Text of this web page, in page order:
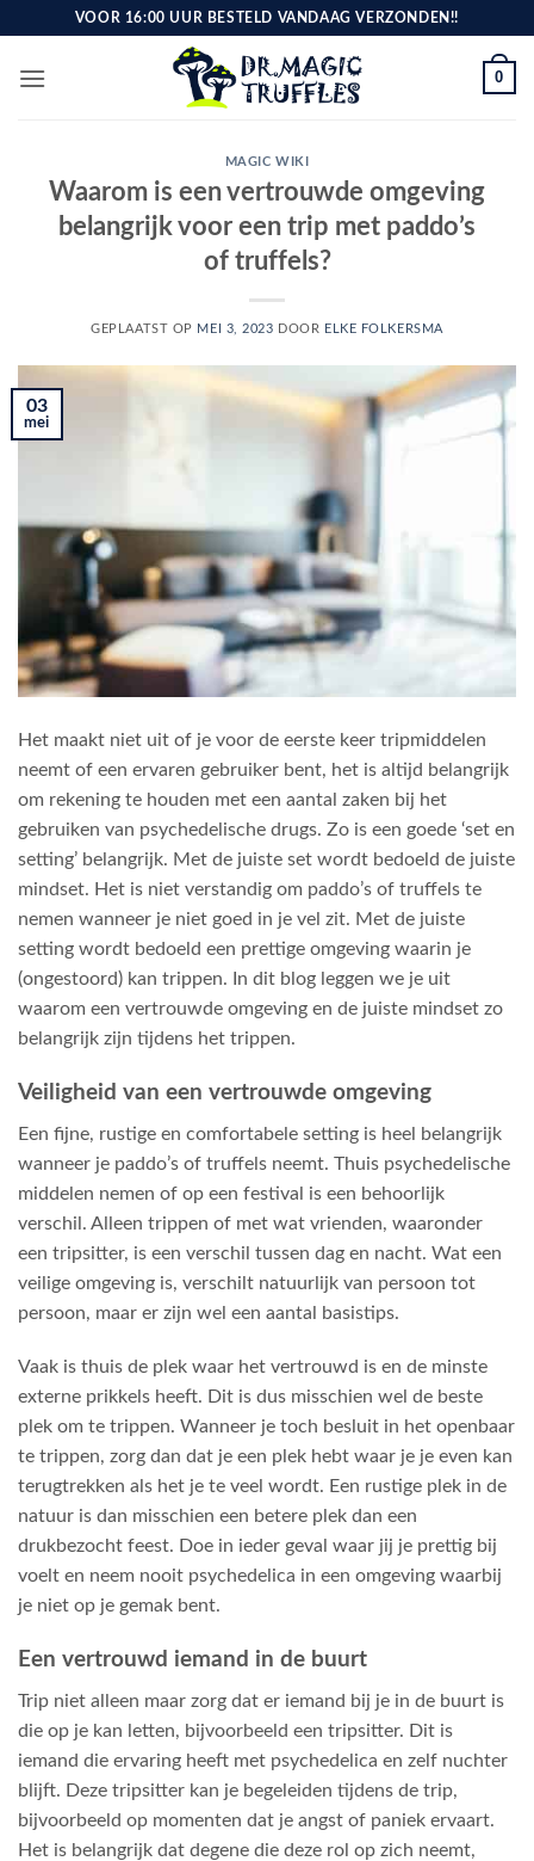
inhoud
VOOR 16:00 UUR BESTELD VANDAAG VERZONDEN!!
0
MAGIC WIKI
Waarom is een vertrouwde omgeving
belangrijk voor een trip met paddo’s
of truffels?
GEPLAATST OP MEI 3, 2023 DOOR ELKE FOLKERSMA
03
mei
Het maakt niet uit of je voor de eerste keer tripmiddelen
neemt of een ervaren gebruiker bent, het is altijd belangrijk
om rekening te houden met een aantal zaken bij het
gebruiken van psychedelische drugs. Zo is een goede ‘set en
setting’ belangrijk. Met de juiste set wordt bedoeld de juiste
mindset. Het is niet verstandig om paddo’s of truffels te
nemen wanneer je niet goed in je vel zit. Met de juiste
setting wordt bedoeld een prettige omgeving waarin je
(ongestoord) kan trippen. In dit blog leggen we je uit
waarom een vertrouwde omgeving en de juiste mindset zo
belangrijk zijn tijdens het trippen.
Veiligheid van een vertrouwde omgeving
Een fijne, rustige en comfortabele setting is heel belangrijk
wanneer je paddo’s of truffels neemt. Thuis psychedelische
middelen nemen of op een festival is een behoorlijk
verschil. Alleen trippen of met wat vrienden, waaronder
een tripsitter, is een verschil tussen dag en nacht. Wat een
veilige omgeving is, verschilt natuurlijk van persoon tot
persoon, maar er zijn wel een aantal basistips.
Vaak is thuis de plek waar het vertrouwd is en de minste
externe prikkels heeft. Dit is dus misschien wel de beste
plek om te trippen. Wanneer je toch besluit in het openbaar
te trippen, zorg dan dat je een plek hebt waar je je even kan
terugtrekken als het je te veel wordt. Een rustige plek in de
natuur is dan misschien een betere plek dan een
drukbezocht feest. Doe in ieder geval waar jij je prettig bij
voelt en neem nooit psychedelica in een omgeving waarbij
je niet op je gemak bent.
Een vertrouwd iemand in de buurt
Trip niet alleen maar zorg dat er iemand bij je in de buurt is
die op je kan letten, bijvoorbeeld een tripsitter. Dit is
iemand die ervaring heeft met psychedelica en zelf nuchter
blijft. Deze tripsitter kan je begeleiden tijdens de trip,
bijvoorbeeld op momenten dat je angst of paniek ervaart.
Het is belangrijk dat degene die deze rol op zich neemt,